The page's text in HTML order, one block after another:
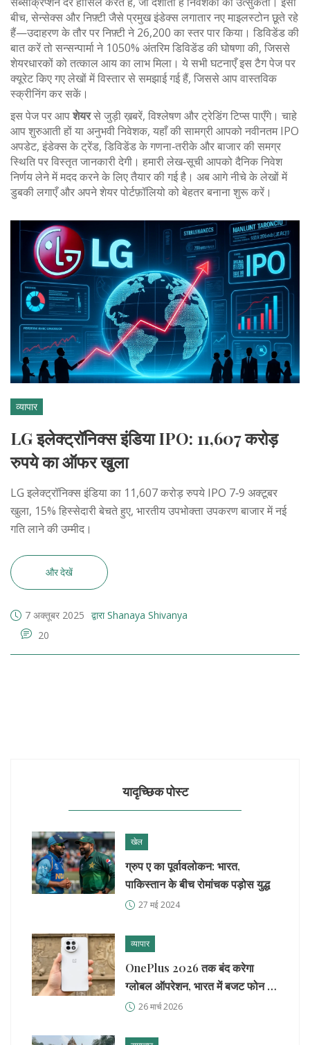
बीच, सेन्सेक्स और निफ़्टी जैसे प्रमुख इंडेक्स लगातार नए माइलस्टोन छूते रहे
हैं—उदाहरण के तौर पर निफ़्टी ने 26,200 का स्तर पार किया। डिविडेंड की
बात करें तो सन्‍सन्‍पार्मा ने 1050% अंतरिम डिविडेंड की घोषणा की, जिससे
शेयरधारकों को तत्काल आय का लाभ मिला। ये सभी घटनाएँ इस टैग पेज पर
क्यूरेट किए गए लेखों में विस्तार से समझाई गई हैं, जिससे आप वास्तविक
स्क्रीनिंग कर सकें।
इस पेज पर आपशेयरसे जुड़ी ख़बरें, विश्लेषण और ट्रेडिंग टिप्स पाएँगे। चाहे
आप शुरुआती हों या अनुभवी निवेशक, यहाँ की सामग्री आपको नवीनतम IPO
अपडेट, इंडेक्स के ट्रेंड, डिविडेंड के गणना‑तरीके और बाजार की समग्र
स्थिति पर विस्तृत जानकारी देगी। हमारी लेख‑सूची आपको दैनिक निवेश
निर्णय लेने में मदद करने के लिए तैयार की गई है। अब आगे नीचे के लेखों में
डुबकी लगाएँ और अपने शेयर पोर्टफ़ॉलियो को बेहतर बनाना शुरू करें।
व्यापार
LG इलेक्ट्रॉनिक्स इंडिया IPO: 11,607 करोड़
रुपये का ऑफर खुला
LG इलेक्ट्रॉनिक्स इंडिया का 11,607 करोड़ रुपये IPO 7‑9 अक्टूबर
खुला, 15% हिस्सेदारी बेचते हुए, भारतीय उपभोक्ता उपकरण बाजार में नई
गति लाने की उम्मीद।
और देखें
7 अक्तूबर 2025 द्वारा Shanaya Shivanya
20
यादृच्छिक पोस्ट
खेल
ग्रुप ए का पूर्वावलोकन: भारत,
पाकिस्तान के बीच रोमांचक पड़ोस युद्ध
27 मई 2024
व्यापार
OnePlus 2026 तक बंद करेगा
ग्लोबल ऑपरेशन, भारत में बजट फोन पर
फोकस26 मार्च 2026